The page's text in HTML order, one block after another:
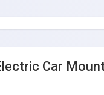
Car